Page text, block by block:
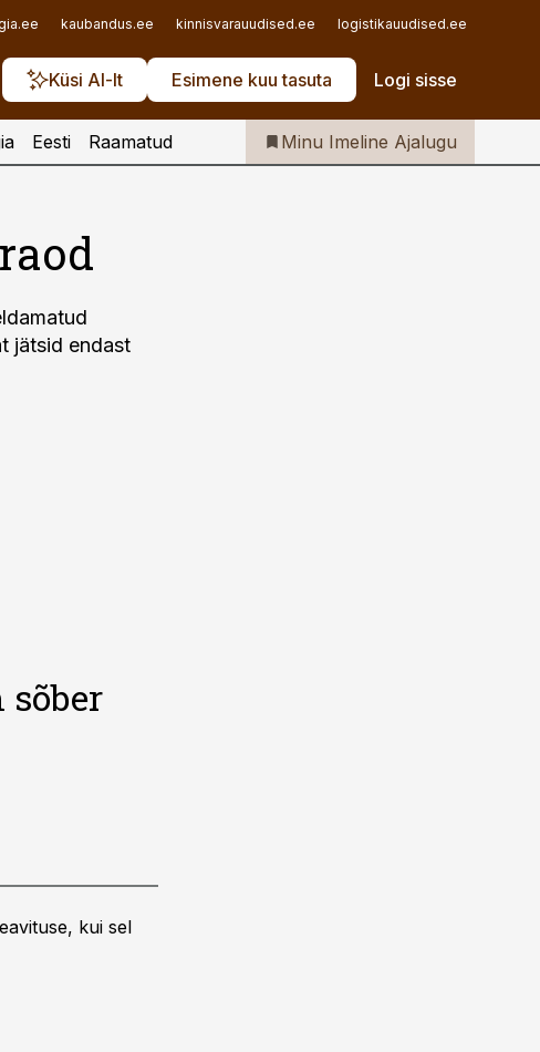
kaubandus.ee kinnisvarauudised.ee logistikauudised.ee
Küsi AI-lt Esimene kuu tasuta Logi sisse
Iseteenindus
Telli Imeline Ajalugu
Eesti Raamatud Minu Imeline Ajalugu
jätsid endast
kui sel